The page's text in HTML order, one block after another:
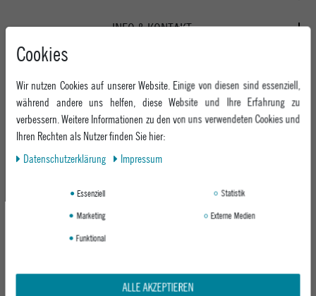
Gutscheine
Click & Collect
INFO & KONTAKT
Samstag: 10:00 - 17:00
Whatsapp
Kontaktformular
Jobs
We Care - Wiederverwendete Verpackungen
Verleih
EPOXY STORES
Deggendorf
KEEP UP WITH US
Facebook
VERSAND
Cookies
Wir nutzen Cookies auf unserer Website. Einige von diesen sind essenziell,
während andere uns helfen, diese Website und Ihre Erfahrung zu
verbessern. Weitere Informationen zu den von uns verwendeten Cookies und
Ihren Rechten als Nutzer finden Sie hier:
Daten­schutz­erklärung
Impressum
Essenziell
Statistik
Marketing
Externe Medien
Funktional
ALLE AKZEPTIEREN